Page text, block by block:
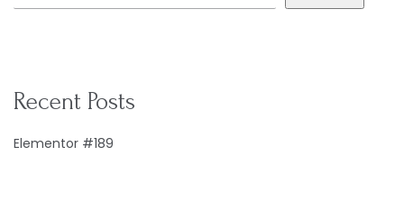
Recent Posts
Elementor #189